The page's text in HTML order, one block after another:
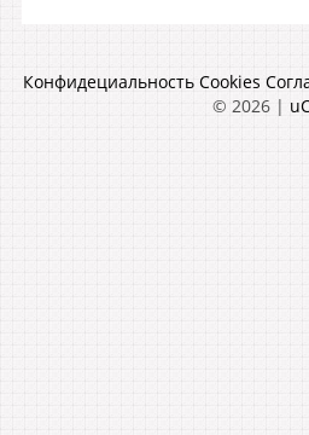
Конфидециальность Cookies
© 2026|